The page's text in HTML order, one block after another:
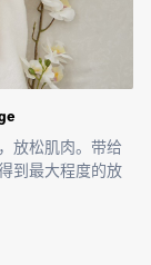
放松肌肉。带给
到最大程度的放